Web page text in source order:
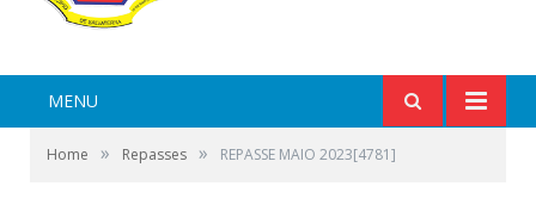
MENU
Home » Repasses » REPASSE MAIO 2023[4781]